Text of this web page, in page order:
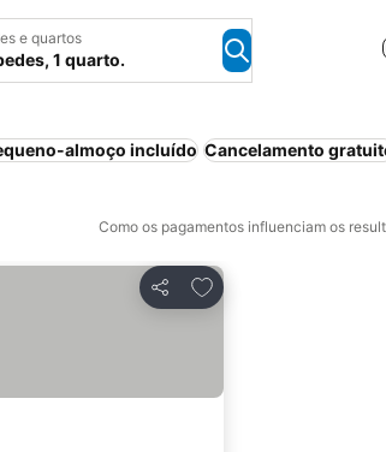
e quartos
1 quarto.
almoço incluído Cancelamento
Como os pagamentos influenciam os
Partilhar
Adicionar aos